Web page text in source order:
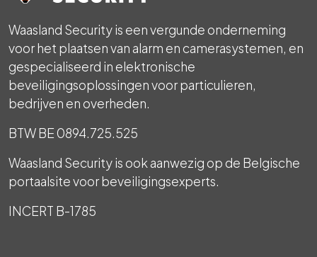
Waasland Security is een vergunde onderneming
voor het plaatsen van alarm en camerasystemen, en
gespecialiseerd in elektronische
beveiligingsoplossingen voor particulieren,
bedrijven en overheden.
BTW BE 0894.725.525
Waasland Security is ook aanwezig op de Belgische
portaalsite voor beveiligingsexperts.
INCERT B-1785